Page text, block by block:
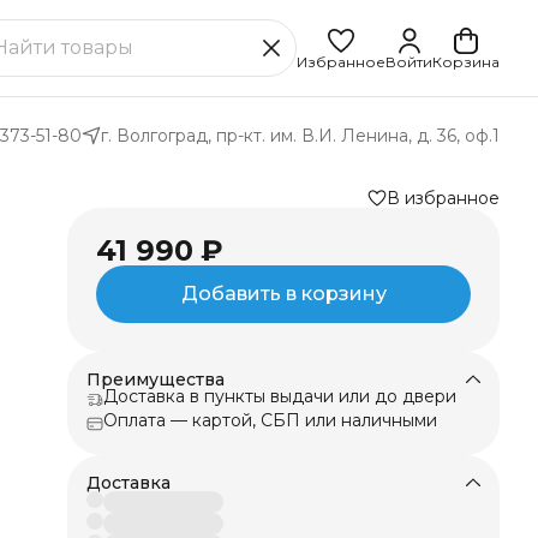
ИзбранноеВойтиКорзина
51-80 г. Волгоград, пр-кт. им. В.И. Ленина, д. 36, оф.1
В избранное
41 990 ₽
Добавить в корзину
Преимущества
Доставка в пункты выдачи или до двери
Оплата — картой, СБП или наличными
Доставка